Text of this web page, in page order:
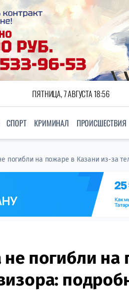
ПЯТНИЦА, 7 АВГУСТА 18:56
СПОРТ КРИМИНАЛ ПРОИСШЕСТВИЯ
погибли на пожаре в Казани из-за
не погибли на